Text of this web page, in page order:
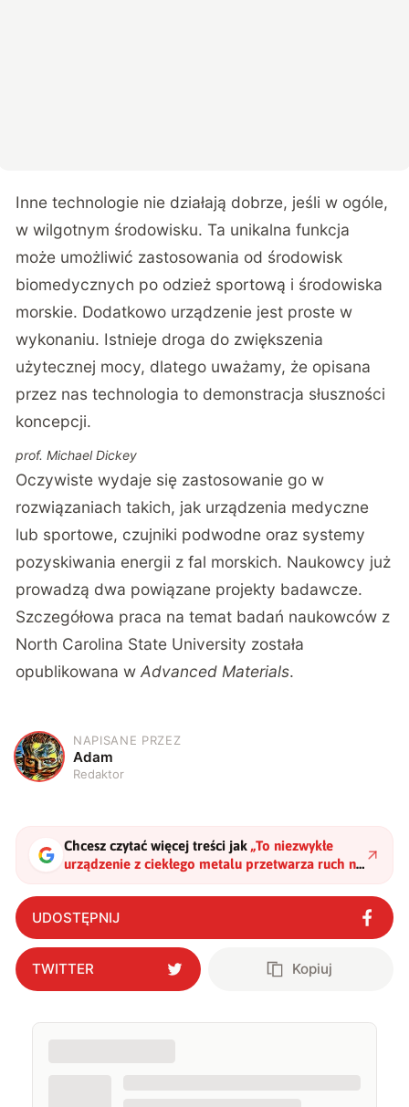
Inne technologie nie działają dobrze, jeśli w ogóle,
w wilgotnym środowisku. Ta unikalna funkcja
może umożliwić zastosowania od środowisk
biomedycznych po odzież sportową i środowiska
morskie. Dodatkowo urządzenie jest proste w
wykonaniu. Istnieje droga do zwiększenia
użytecznej mocy, dlatego uważamy, że opisana
przez nas technologia to demonstracja słuszności
koncepcji.
prof. Michael Dickey
Oczywiste wydaje się zastosowanie go w
rozwiązaniach takich, jak urządzenia medyczne
lub sportowe, czujniki podwodne oraz systemy
pozyskiwania energii z fal morskich. Naukowcy już
prowadzą dwa powiązane projekty badawcze.
Szczegółowa praca na temat badań naukowców z
North Carolina State University została
opublikowana wAdvanced Materials.
A
NAPISANE PRZEZ
Adam
Redaktor
Chcesz czytać więcej treści jak „To niezwykłe
urządzenie z ciekłego metalu przetwarza ruch na
prąd elektryczny – także pod wodą"?
UDOSTĘPNIJ
TWITTER Kopiuj